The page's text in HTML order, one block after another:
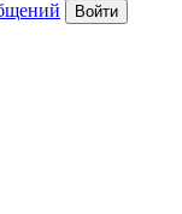
Войти